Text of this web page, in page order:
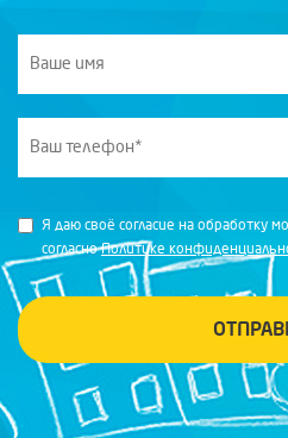
Я даю своё согласие на обработку
согласноПолитике